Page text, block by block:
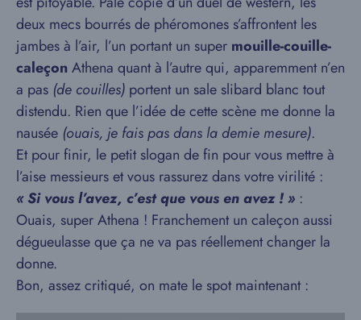
deux mecs bourrés de phéromones s’affrontent les
jambes à l’air, l’un portant un super mouille-couille-
caleçonAthena quant à l’autre qui, apparemment n’en
a pas (de couilles) portent un sale slibard blanc tout
distendu. Rien que l’idée de cette scène me donne la
nausée (ouais, je fais pas dans la demie mesure).
Et pour finir, le petit slogan de fin pour vous mettre à
l’aise messieurs et vous rassurez dans votre virilité :
« Si vous l’avez, c’est que vous en avez ! » :
Ouais, super Athena ! Franchement un caleçon aussi
dégueulasse que ça ne va pas réellement changer la
donne.
Bon, assez critiqué, on mate le spot maintenant :